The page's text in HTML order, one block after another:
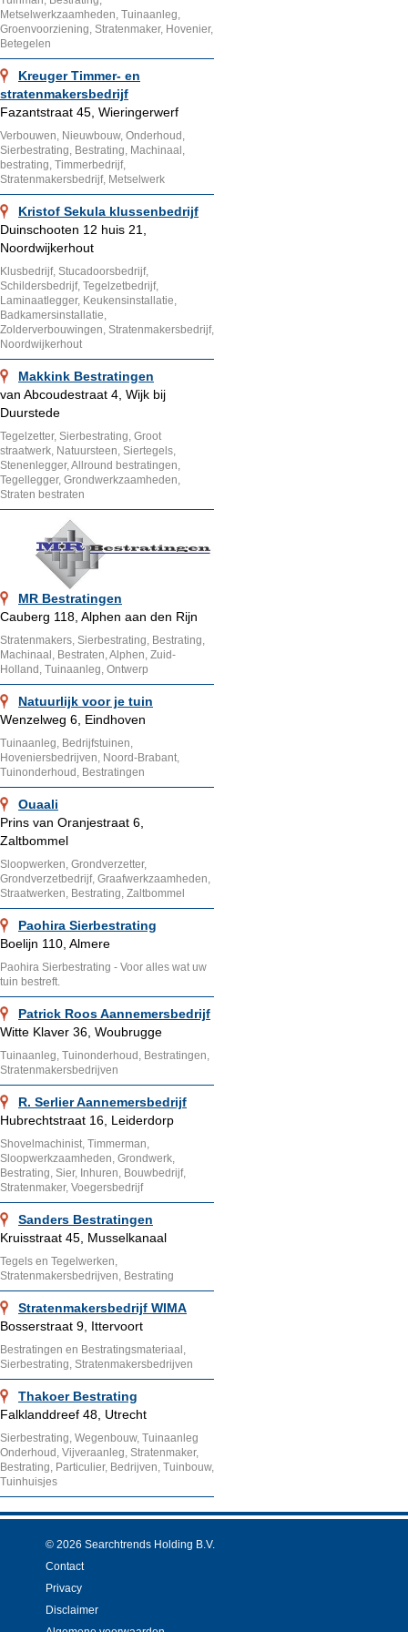
Metselwerkzaamheden, Tuinaanleg,
Groenvoorziening, Stratenmaker, Hovenier,
Betegelen
Kreuger Timmer- en
stratenmakersbedrijf
Fazantstraat 45, Wieringerwerf
Verbouwen, Nieuwbouw, Onderhoud,
Sierbestrating, Bestrating, Machinaal,
bestrating, Timmerbedrijf,
Stratenmakersbedrijf, Metselwerk
Kristof Sekula klussenbedrijf
Duinschooten 12 huis 21,
Noordwijkerhout
Klusbedrijf, Stucadoorsbedrijf,
Schildersbedrijf, Tegelzetbedrijf,
Laminaatlegger, Keukensinstallatie,
Badkamersinstallatie,
Zolderverbouwingen, Stratenmakersbedrijf,
Noordwijkerhout
Makkink Bestratingen
van Abcoudestraat 4, Wijk bij
Duurstede
Tegelzetter, Sierbestrating, Groot
straatwerk, Natuursteen, Siertegels,
Stenenlegger, Allround bestratingen,
Tegellegger, Grondwerkzaamheden,
Straten bestraten
MR Bestratingen
Cauberg 118, Alphen aan den Rijn
Stratenmakers, Sierbestrating, Bestrating,
Machinaal, Bestraten, Alphen, Zuid-
Holland, Tuinaanleg, Ontwerp
Natuurlijk voor je tuin
Wenzelweg 6, Eindhoven
Tuinaanleg, Bedrijfstuinen,
Hoveniersbedrijven, Noord-Brabant,
Tuinonderhoud, Bestratingen
Ouaali
Prins van Oranjestraat 6,
Zaltbommel
Sloopwerken, Grondverzetter,
Grondverzetbedrijf, Graafwerkzaamheden,
Straatwerken, Bestrating, Zaltbommel
Paohira Sierbestrating
Boelijn 110, Almere
Paohira Sierbestrating - Voor alles wat uw
tuin bestreft.
Patrick Roos Aannemersbedrijf
Witte Klaver 36, Woubrugge
Tuinaanleg, Tuinonderhoud, Bestratingen,
Stratenmakersbedrijven
R. Serlier Aannemersbedrijf
Hubrechtstraat 16, Leiderdorp
Shovelmachinist, Timmerman,
Sloopwerkzaamheden, Grondwerk,
Bestrating, Sier, Inhuren, Bouwbedrijf,
Stratenmaker, Voegersbedrijf
Sanders Bestratingen
Kruisstraat 45, Musselkanaal
Tegels en Tegelwerken,
Stratenmakersbedrijven, Bestrating
Stratenmakersbedrijf WIMA
Bosserstraat 9, Ittervoort
Bestratingen en Bestratingsmateriaal,
Sierbestrating, Stratenmakersbedrijven
Thakoer Bestrating
Falklanddreef 48, Utrecht
Sierbestrating, Wegenbouw, Tuinaanleg
Onderhoud, Vijveraanleg, Stratenmaker,
Bestrating, Particulier, Bedrijven, Tuinbouw,
Tuinhuisjes
© 2026 Searchtrends Holding B.V.
Contact
Privacy
Disclaimer